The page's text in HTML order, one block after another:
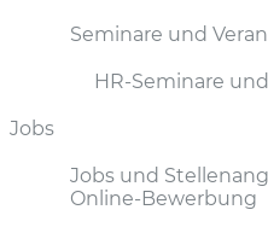
Seminare und
HR-Seminare
Jobs
Jobs und
Online-Bewerbung